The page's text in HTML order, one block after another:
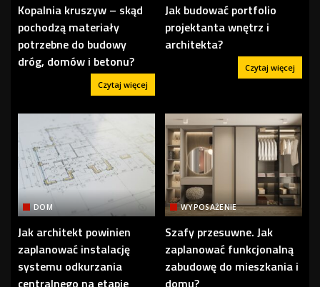
Kopalnia kruszyw – skąd
pochodzą materiały
potrzebne do budowy
dróg, domów i betonu?
Czytaj więcej
Jak budować portfolio
projektanta wnętrz i
architekta?
Czytaj więcej
DOM
Jak architekt powinien
zaplanować instalację
systemu odkurzania
centralnego na etapie
WYPOSAŻENIE
Szafy przesuwne. Jak
zaplanować funkcjonalną
zabudowę do mieszkania i
domu?